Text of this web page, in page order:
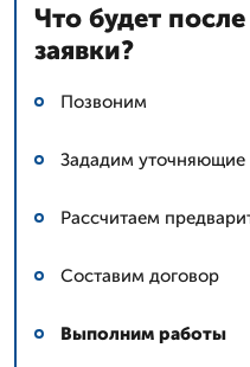
Что будет
заявки?
Позвоним
Зададим уточняющие
Рассчитаем
Составим договор
Выполним работы